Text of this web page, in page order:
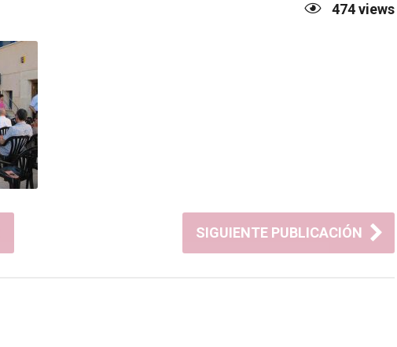
474views
SIGUIENTE PUBLICACIÓN